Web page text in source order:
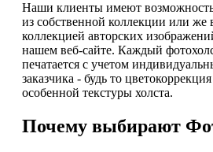
Наши клиенты имеют
из собственной коллекции или же
коллекцией авторских
нашем веб-сайте. Каждый
печатается с учетом
заказчика - будь то
особенной текстуры холста.
Почему выбирают